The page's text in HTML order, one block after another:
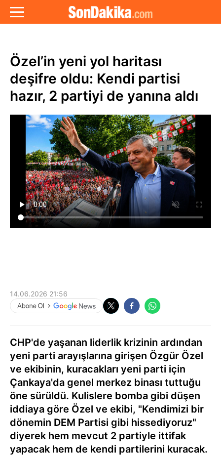
Özel’in yeni yol haritası
deşifre oldu: Kendi partisi
hazır, 2 partiyi de yanına aldı
14.06.2026 21:56
CHP'de yaşanan liderlik krizinin ardından
yeni parti arayışlarına girişen Özgür Özel
ve ekibinin, kuracakları yeni parti için
Çankaya'da genel merkez binası tuttuğu
öne sürüldü. Kulislere bomba gibi düşen
iddiaya göre Özel ve ekibi, "Kendimizi bir
dönemin DEM Partisi gibi hissediyoruz"
diyerek hem mevcut 2 partiyle ittifak
yapacak hem de kendi partilerini kuracak.